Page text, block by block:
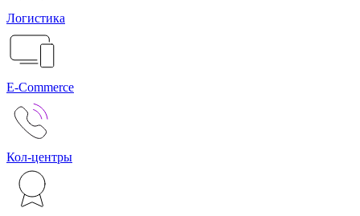
Логистика
E-Commerce
Кол-центры